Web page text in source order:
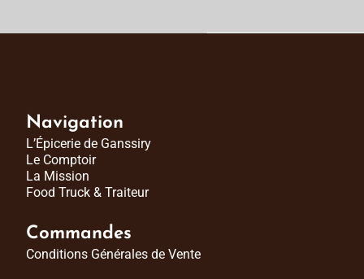
Navigation
L’Épicerie de Ganssiry
Le Comptoir
La Mission
Food Truck & Traiteur
Commandes
Conditions Générales de Vente